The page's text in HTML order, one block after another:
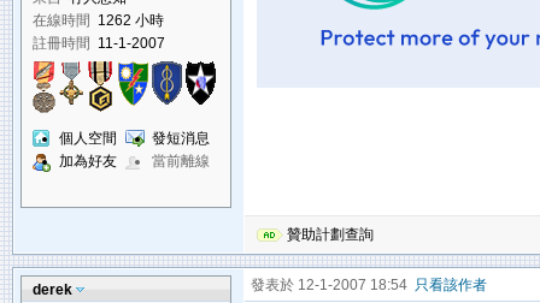
在線時間 1262 小時
註冊時間
11-1-2007
個人空間
發短消息
加為好友
當前離線
贊助計劃查詢
derek 發表於 12-1-2007 18:54 只看該作者